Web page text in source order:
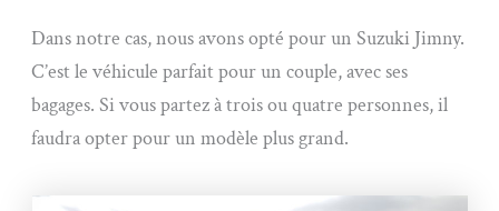
Dans notre cas, nous avons opté pour un Suzuki Jimny.
C’est le véhicule parfait pour un couple, avec ses
bagages. Si vous partez à trois ou quatre personnes, il
faudra opter pour un modèle plus grand.